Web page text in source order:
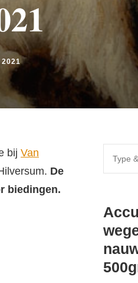
2021
bij Van
De
biedingen.
for